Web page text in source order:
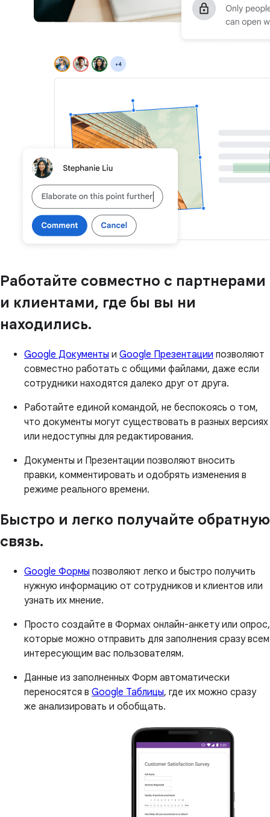
Работайте совместно с партнерами
и клиентами, где бы вы ни
находились.
Google Документы и Google Презентации позволяют
совместно работать с общими файлами, даже если
сотрудники находятся далеко друг от друга.
Работайте единой командой, не беспокоясь о том,
что документы могут существовать в разных версиях
или недоступны для редактирования.
Документы и Презентации позволяют вносить
правки, комментировать и одобрять изменения в
режиме реального времени.
Быстро и легко получайте обратную
связь.
Google Формы позволяют легко и быстро получить
нужную информацию от сотрудников и клиентов или
узнать их мнение.
Просто создайте в Формах онлайн-анкету или опрос,
которые можно отправить для заполнения сразу всем
интересующим вас пользователям.
Данные из заполненных Форм автоматически
переносятся в Google Таблицы, где их можно сразу
же анализировать и обобщать.